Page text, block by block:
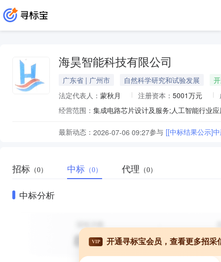
海昊智能科技有限公司
广东省 | 广州市 自然科学研究和试验发展
法定代表人： 蒙秋月 注册资本： 5001万元
经营范围：
最新动态： 2026-07-06 09:27参与
招标 （0） 中标 （0） 代理 （0）
中标分析
VIP 开通寻标宝会员，查看更多招采